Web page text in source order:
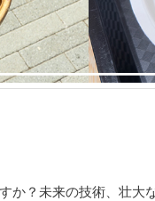
か？未来の技術、壮